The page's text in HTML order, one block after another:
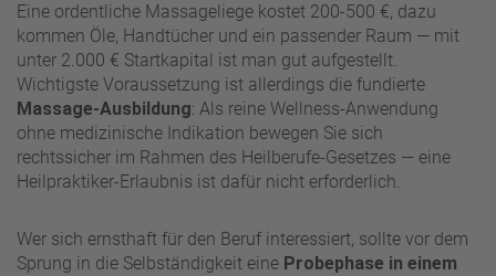
Eine ordentliche Massageliege kostet 200-500 €, dazu
kommen Öle, Handtücher und ein passender Raum — mit
unter 2.000 € Startkapital ist man gut aufgestellt.
Wichtigste Voraussetzung ist allerdings die fundierte
Massage-Ausbildung: Als reine Wellness-Anwendung
ohne medizinische Indikation bewegen Sie sich
rechtssicher im Rahmen des Heilberufe-Gesetzes — eine
Heilpraktiker-Erlaubnis ist dafür nicht erforderlich.
Wer sich ernsthaft für den Beruf interessiert, sollte vor dem
Sprung in die Selbständigkeit eine Probephase in einem